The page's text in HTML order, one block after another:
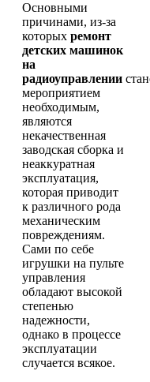
Основными
причинами, из-за
которых ремонт
детских машинок
на
радиоуправлении
мероприятием
необходимым,
являются
некачественная
заводская сборка и
неаккуратная
эксплуатация,
которая приводит
к различного рода
механическим
повреждениям.
Сами по себе
игрушки на пульте
управления
обладают высокой
степенью
надежности,
однако в процессе
эксплуатации
случается всякое.